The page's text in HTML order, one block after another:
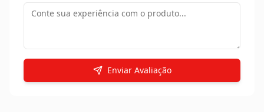
Enviar Avaliação